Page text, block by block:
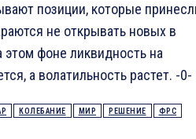
позиции, которые
не открывать новых в
фоне ликвидность на
а волатильность растет. -0-
КОЛЕБАНИЕ МИР РЕШЕНИЕ ФРС